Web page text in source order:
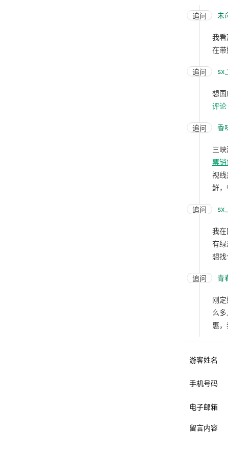
追问 未
我
在
追问
想
评论
追问 香
三
票
视
鲜
追问
我
有
想
追问 青
刚
么
惠
游客姓名
手机号码
电子邮箱
留言内容